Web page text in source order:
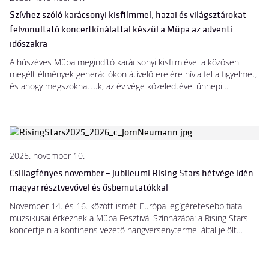
Szívhez szóló karácsonyi kisfilmmel, hazai és világsztárokat
felvonultató koncertkínálattal készül a Müpa az adventi
időszakra
A húszéves Müpa megindító karácsonyi kisfilmjével a közösen
megélt élmények generációkon átívelő erejére hívja fel a figyelmet,
és ahogy megszokhattuk, az év vége közeledtével ünnepi
hamarosan bérletbontással válnak elérhetővé a Budapesti
2025. november 10.
Csillagfényes november – jubileumi Rising Stars hétvége idén
magyar résztvevővel és ősbemutatókkal
November 14. és 16. között ismét Európa legígéretesebb fiatal
muzsikusai érkeznek a Müpa Fesztivál Színházába: a Rising Stars
koncertjein a kontinens vezető hangversenytermei által jelölt